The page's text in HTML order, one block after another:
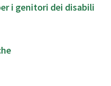
i genitori dei disabili